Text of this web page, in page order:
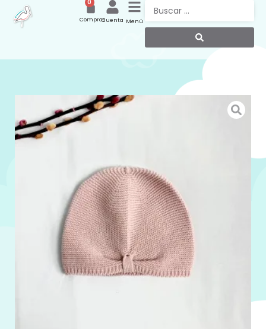
Menú
Cuenta
0
Compras